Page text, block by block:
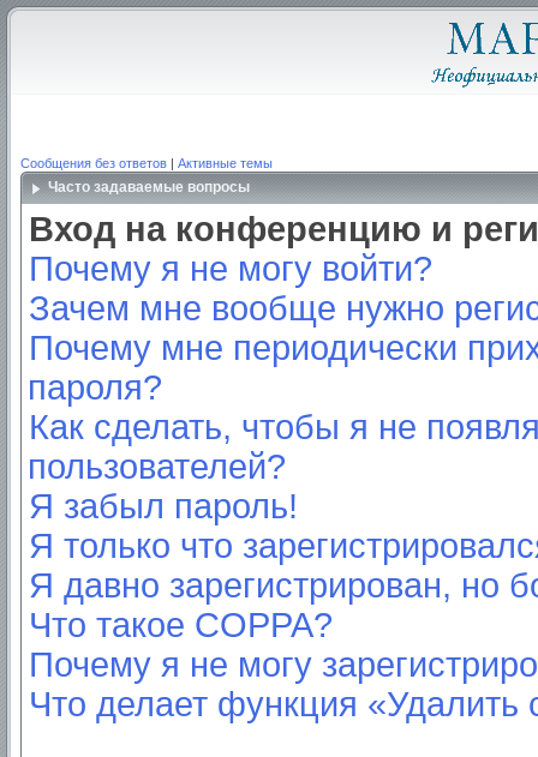
Сообщения без ответов | Активные темы
Часто задаваемые вопросы
Вход на конференцию и
Почему я не могу войти?
Зачем мне вообще нужно
Почему мне периодически
пароля?
Как сделать, чтобы я не
пользователей?
Я забыл пароль!
Я только что
Я давно зарегистрирован, но
Что такое COPPA?
Почему я не могу
Что делает функция